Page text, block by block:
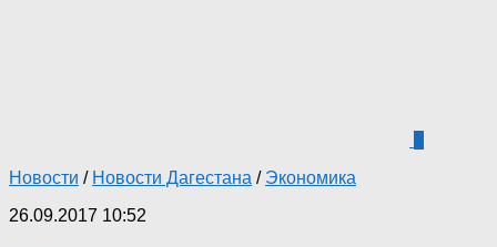
Новости / Новости Дагестана / Экономика
26.09.2017 10:52